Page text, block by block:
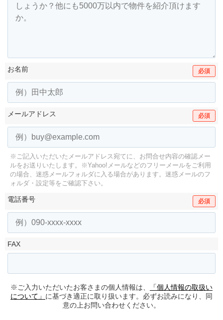
お名前 必須
メールアドレス 必須
※ご記入いただいたメールアドレス宛てに、お問合せ内容の確認メー
ルをお送りいたします。
※Yahoo!メールなどのフリーメールをご利用
の場合、迷惑メールフォルダに入る場合があります。 迷惑メールのフ
ォルダ・設定等をご確認下さい。
電話番号 必須
FAX
※ご入力いただいたお客さまの個人情報は、
「個人情報の取扱い
について」 に基づき適正に取り扱います。必ずお読みになり、同
意の上お問い合わせください。